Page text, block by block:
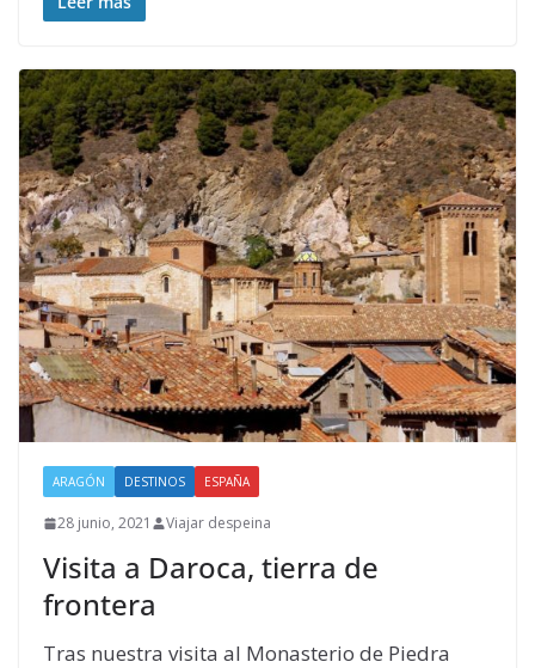
ARAGÓN DESTINOS ESPAÑA
28 junio, 2021 Viajar despeina
Visita a Daroca, tierra de
frontera
Tras nuestra visita al Monasterio de Piedra